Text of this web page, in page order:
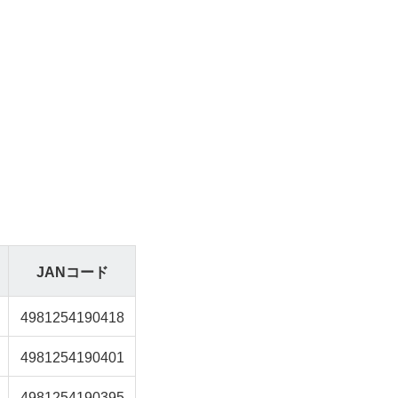
JANコード
4981254190418
4981254190401